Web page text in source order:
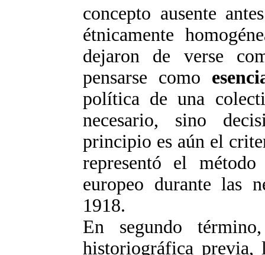
concepto ausente
étnicamente
dejaron de verse
pensarse como
política de una
necesario, sino
principio es aún el
representó el
europeo durante las
1918.
En segundo
historiográfica previa,